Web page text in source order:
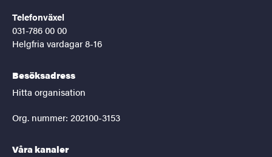
Telefonväxel
031-786 00 00
Helgfria vardagar 8-16
Besöksadress
Hitta organisation
Org. nummer: 202100-3153
Våra kanaler